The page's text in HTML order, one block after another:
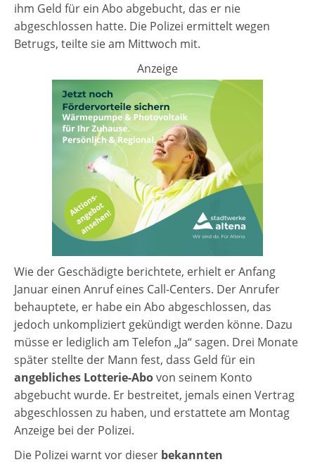
ihm Geld für ein Abo abgebucht, das er nie
abgeschlossen hatte. Die Polizei ermittelt wegen
Betrugs, teilte sie am Mittwoch mit.
Anzeige
Wie der Geschädigte berichtete, erhielt er Anfang
Januar einen Anruf eines Call-Centers. Der Anrufer
behauptete, er habe ein Abo abgeschlossen, das
jedoch unkompliziert gekündigt werden könne. Dazu
müsse er lediglich am Telefon „Ja“ sagen. Drei Monate
später stellte der Mann fest, dass Geld für ein
angebliches Lotterie-Abovon seinem Konto
abgebucht wurde. Er bestreitet, jemals einen Vertrag
abgeschlossen zu haben, und erstattete am Montag
Anzeige bei der Polizei.
Die Polizei warnt vor dieser bekannten